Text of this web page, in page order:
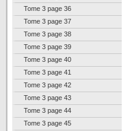
Tome 3 page 36
Tome 3 page 37
Tome 3 page 38
Tome 3 page 39
Tome 3 page 40
Tome 3 page 41
Tome 3 page 42
Tome 3 page 43
Tome 3 page 44
Tome 3 page 45